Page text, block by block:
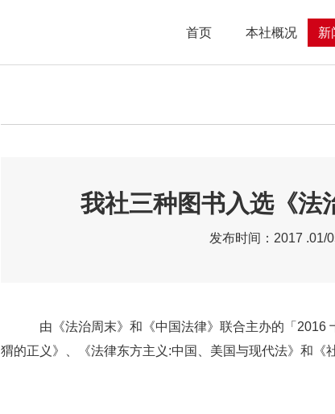
首页 本社概况 新
我社三种图书入选《法
发布时间：2017 .01/
由《法治周末》和《中国法律》联合主办的「2016
猬的正义》、《法律东方主义:中国、美国与现代法》和《